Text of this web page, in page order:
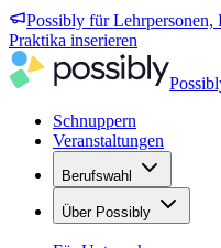
Possibly für Lehrpersonen,
Praktika inserieren
Schnuppern
Veranstaltungen
Berufswahl
Über Possibly